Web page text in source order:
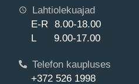
Lahtiolekuajad
E-R 8.00-18.00
L 9.00-17.00
Telefon kaupluses
+372 526 1998